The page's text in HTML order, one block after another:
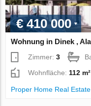
€ 410 000
Wohnung in Dinek ,
Zimmer:3
Wohnfläche: 112 m²
Proper Home Real Estate